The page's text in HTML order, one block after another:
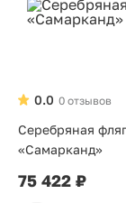
0 отзывов
0.0
Серебряная
«Самарканд»
75 422 ₽